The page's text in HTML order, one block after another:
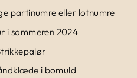
partinumre eller lotnumre
i sommeren 2024
i bomuld